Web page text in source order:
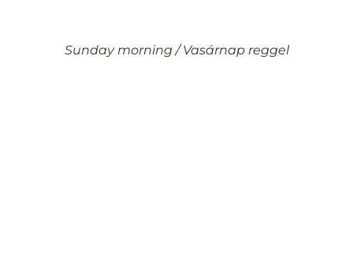
Sunday morning / Vasárnap reggel